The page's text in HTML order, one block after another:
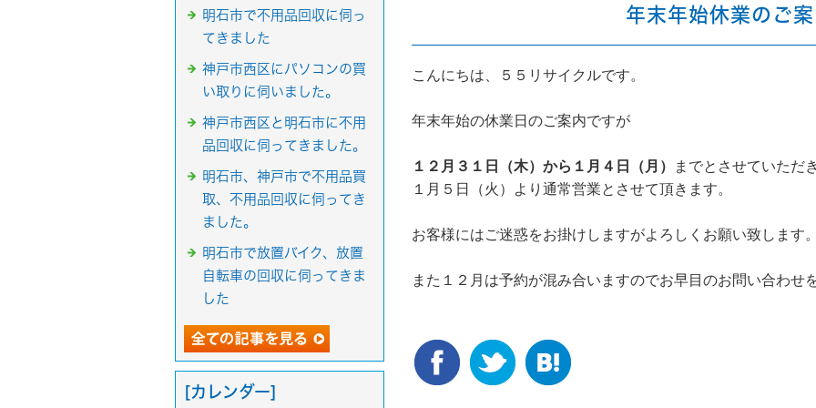
年末年始休業のご案
こんにちは、５５リサイクルです。
年末年始の休業日のご案内ですが
１２月３１日（木）から１月４日（月）
までとさせていただき
１月５日（火）より通常営業とさせて頂きます。
お客様にはご迷惑をお掛けしますがよろしくお願い致します。
また１２月は予約が混み合いますのでお早目のお問い合わせ
明石市で不用品回収に伺っ
てきました
神戸市西区にパソコンの買
い取りに伺いました。
神戸市西区と明石市に不用
品回収に伺ってきました。
明石市、神戸市で不用品買
取、不用品回収に伺ってき
ました。
明石市で放置バイク、放置
自転車の回収に伺ってきま
した
[カレンダー]